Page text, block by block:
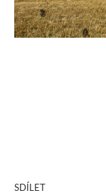
SDÍLET